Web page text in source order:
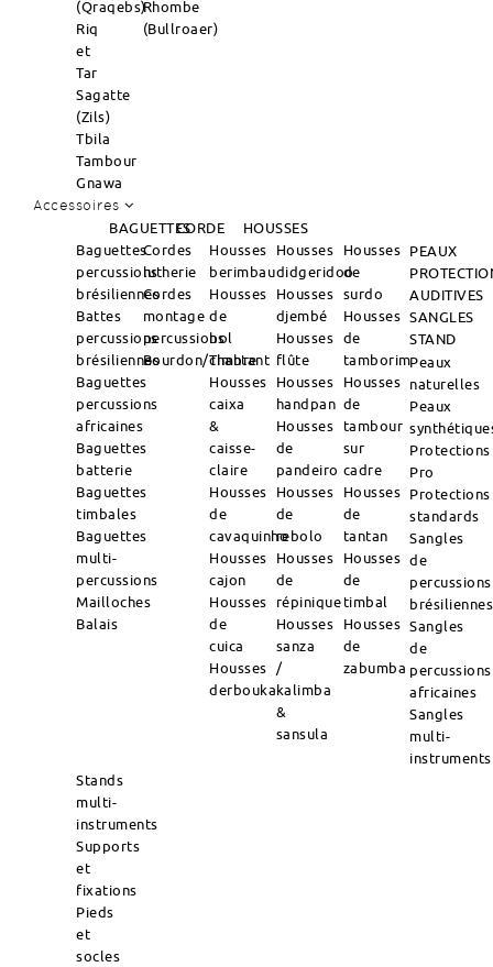
(Qraqebs)
Riq
et
Tar
Sagatte
(Zils)
Tbila
Tambour
Gnawa
Rhombe
(Bullroaer)
Accessoires
BAGUETTESCORDE
HOUSSES
Baguettes
percussions
brésiliennes
Battes
percussions
brésiliennes
Baguettes
percussions
africaines
Baguettes
batterie
Baguettes
timbales
Baguettes
multi-
percussions
Mailloches
Balais
Cordes
lutherie
Cordes
montage
percussions
Bourdon/Timbre
Housses
berimbau
Housses
de
bol
chantant
Housses
caixa
&
caisse-
claire
Housses
de
cavaquinho
Housses
cajon
Housses
de
cuica
Housses
derbouka
Housses
didgeridoo
Housses
djembé
Housses
flûte
Housses
handpan
Housses
de
pandeiro
Housses
de
rebolo
Housses
de
répinique
Housses
sanza
/
kalimba
&
sansula
Housses
de
surdo
Housses
de
tamborim
Housses
de
tambour
sur
cadre
Housses
de
tantan
Housses
de
timbal
Housses
de
zabumba
PEAUX
AUDITIVES
SANGLES
STAND
Peaux
naturelles
Peaux
Protections
Pro
Protections
standards
Sangles
de
percussions
brésiliennes
Sangles
de
percussions
africaines
Sangles
multi-
instruments
Stands
multi-
instruments
Supports
et
fixations
Pieds
et
socles